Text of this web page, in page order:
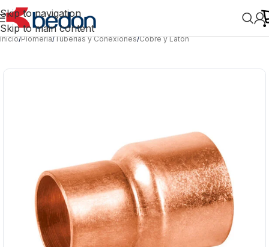
Skip to navigation
Skip to main content
Inicio/Plomería/Tuberías y Conexiones/Cobre y Latón